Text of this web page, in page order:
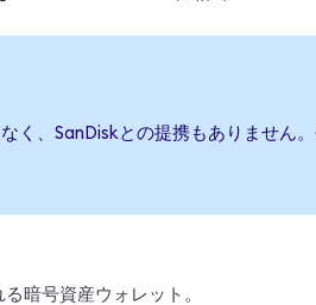
く、SanDiskとの提携もありません
暗号資産ウォレット。